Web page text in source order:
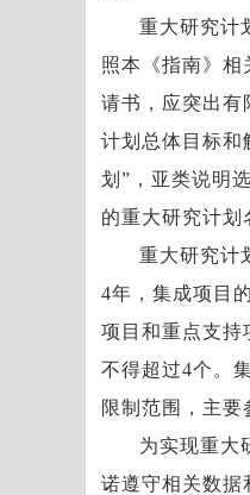
重大研究计
照本《指南》相
请书，应突出有
计划总体目标和
划”，亚类说明
的重大研究计划
重大研究计
4年，集成项目
项目和重点支持
不得超过4个。
限制范围，主要
为实现重大
诺遵守相关数据